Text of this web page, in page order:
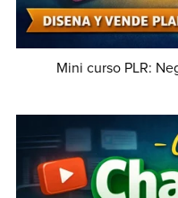
Mini curso PLR: